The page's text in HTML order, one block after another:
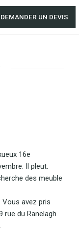
DEMANDER UN DEVIS
16e
Il pleut.
des meuble
avez pris
du Ranelagh.